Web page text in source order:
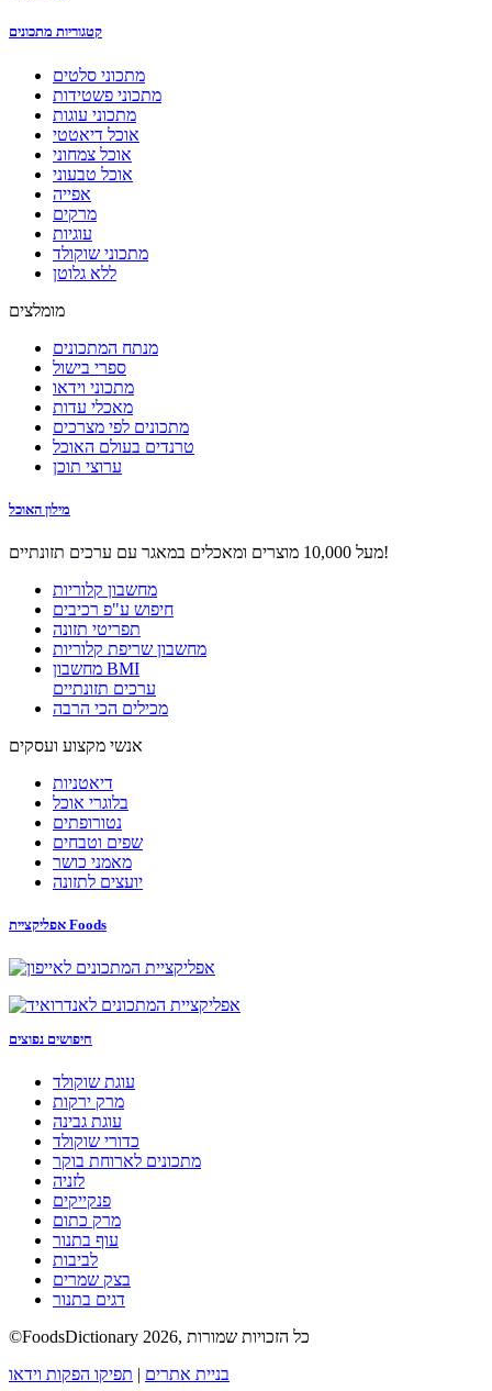
קטגוריות מתכונים
מתכוני סלטים
מתכוני פשטידות
מתכוני עוגות
אוכל דיאטטי
אוכל צמחוני
אוכל טבעוני
אפייה
מרקים
עוגיות
מתכוני שוקולד
ללא גלוטן
מומלצים
מנתח המתכונים
ספרי בישול
מתכוני וידאו
מאכלי עדות
מתכונים לפי מצרכים
טרנדים בעולם האוכל
ערוצי תוכן
מילון האוכל
מעל 10,000 מוצרים ומאכלים במאגר עם ערכים תזונתיים!
מחשבון קלוריות
חיפוש ע"פ רכיבים
תפריטי תזונה
מחשבון שריפת קלוריות
מחשבון BMI
ערכים תזונתיים
מכילים הכי הרבה
אנשי מקצוע ועסקים
דיאטניות
בלוגרי אוכל
נטורופתים
שפים וטבחים
מאמני כושר
יועצים לתזונה
אפליקציית Foods
חיפושים נפוצים
עוגת שוקולד
מרק ירקות
עוגת גבינה
כדורי שוקולד
מתכונים לארוחת בוקר
לזניה
פנקייקים
מרק כתום
עוף בתנור
לביבות
בצק שמרים
דגים בתנור
©FoodsDictionary 2026, כל הזכויות שמורות
בניית אתרים | תפיקו הפקות וידאו